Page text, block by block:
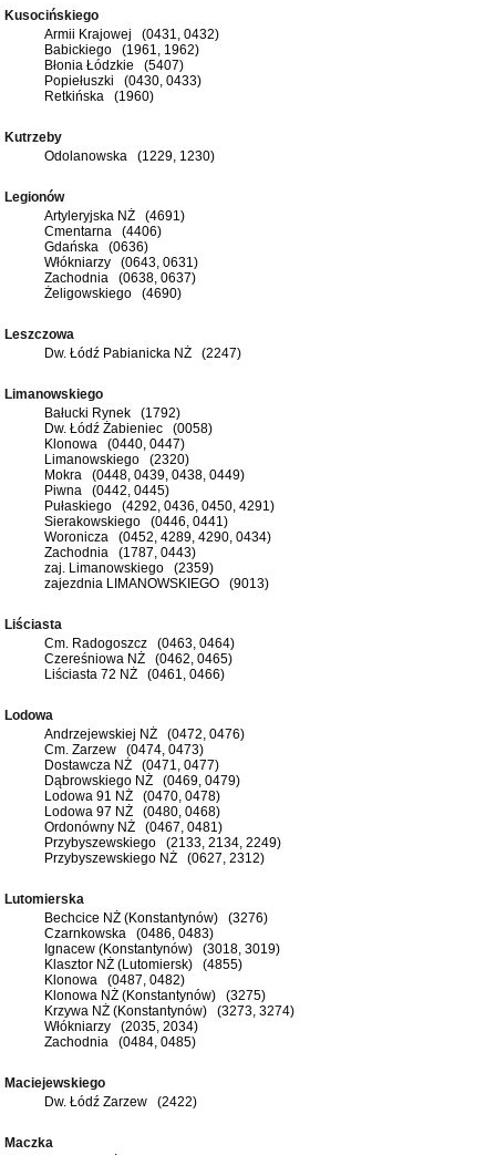
Kusocińskiego
Armii Krajowej (0431, 0432)
Babickiego (1961, 1962)
Błonia Łódzkie (5407)
Popiełuszki (0430, 0433)
Retkińska (1960)
Kutrzeby
Odolanowska (1229, 1230)
Legionów
Artyleryjska NŻ (4691)
Cmentarna (4406)
Gdańska (0636)
Włókniarzy (0643, 0631)
Zachodnia (0638, 0637)
Żeligowskiego (4690)
Leszczowa
Dw. Łódź Pabianicka NŻ (2247)
Limanowskiego
Bałucki Rynek (1792)
Dw. Łódź Żabieniec (0058)
Klonowa (0440, 0447)
Limanowskiego (2320)
Mokra (0448, 0439, 0438, 0449)
Piwna (0442, 0445)
Pułaskiego (4292, 0436, 0450, 4291)
Sierakowskiego (0446, 0441)
Woronicza (0452, 4289, 4290, 0434)
Zachodnia (1787, 0443)
zaj. Limanowskiego (2359)
zajezdnia LIMANOWSKIEGO (9013)
Liściasta
Cm. Radogoszcz (0463, 0464)
Czereśniowa NŻ (0462, 0465)
Liściasta 72 NŻ (0461, 0466)
Lodowa
Andrzejewskiej NŻ (0472, 0476)
Cm. Zarzew (0474, 0473)
Dostawcza NŻ (0471, 0477)
Dąbrowskiego NŻ (0469, 0479)
Lodowa 91 NŻ (0470, 0478)
Lodowa 97 NŻ (0480, 0468)
Ordonówny NŻ (0467, 0481)
Przybyszewskiego (2133, 2134, 2249)
Przybyszewskiego NŻ (0627, 2312)
Lutomierska
Bechcice NŻ (Konstantynów) (3276)
Czarnkowska (0486, 0483)
Ignacew (Konstantynów) (3018, 3019)
Klasztor NŻ (Lutomiersk) (4855)
Klonowa (0487, 0482)
Klonowa NŻ (Konstantynów) (3275)
Krzywa NŻ (Konstantynów) (3273, 3274)
Włókniarzy (2035, 2034)
Zachodnia (0484, 0485)
Maciejewskiego
Dw. Łódź Zarzew (2422)
Maczka